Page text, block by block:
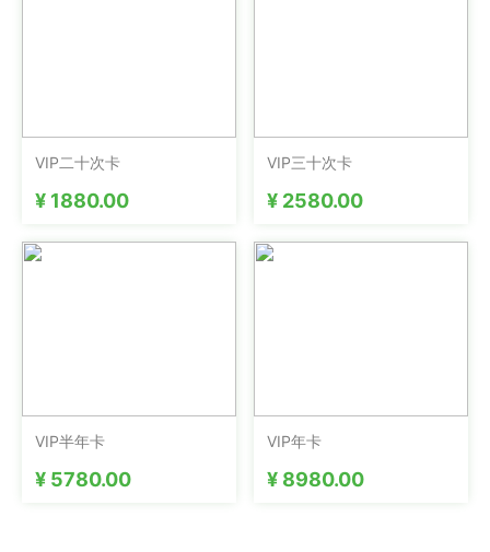
VIP二十次卡
¥ 1880.00
VIP三十次卡
¥ 2580.00
VIP半年卡
¥ 5780.00
VIP年卡
¥ 8980.00